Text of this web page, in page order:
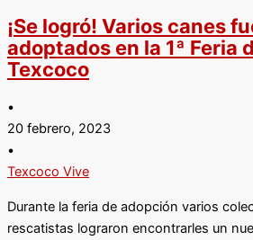
¡Se logró! Varios canes
adoptados en la 1ª Feria
Texcoco
•
20 febrero, 2023
•
Texcoco Vive
Durante la feria de adopción varios
rescatistas lograron encontrarles un